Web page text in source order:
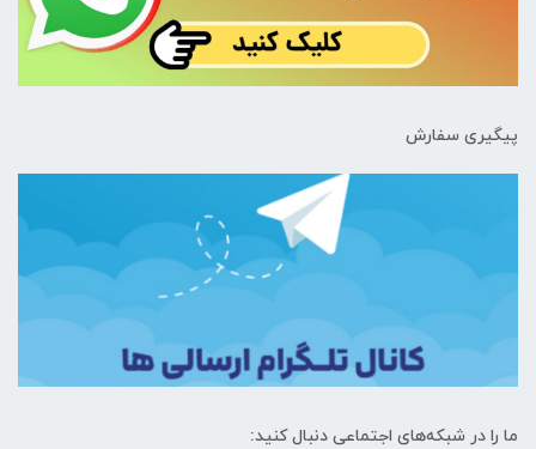
پیگیری سفارش
ما را در شبکه‌های اجتماعی دنبال کنید: